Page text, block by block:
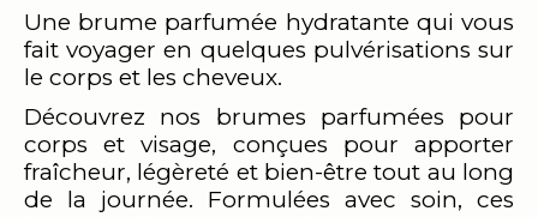
Une brume parfumée hydratante qui vous
fait voyager en quelques pulvérisations sur
le corps et les cheveux.
Découvrez nos brumes parfumées pour
corps et visage, conçues pour apporter
fraîcheur, légèreté et bien-être tout au long
de la journée. Formulées avec soin, ces